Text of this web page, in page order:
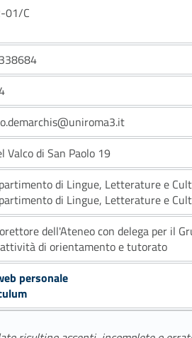
01/C
Valco di San Paolo 19
di Lingue, Letterature e
di Lingue, Letterature e
dell'Ateneo con delega per il
di orientamento e tutorato
personale